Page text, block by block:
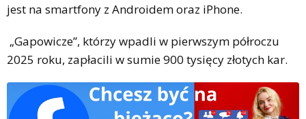
jest na smartfony z Androidem oraz iPhone.
„Gapowicze”, którzy wpadli w pierwszym półroczu
2025 roku, zapłacili w sumie 900 tysięcy złotych kar.